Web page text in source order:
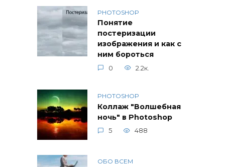
PHOTOSHOP
Понятие
постеризации
изображения и как с
ним бороться
0 2.2к.
PHOTOSHOP
Коллаж "Волшебная
ночь" в Photoshop
5 488
ОБО ВСЕМ